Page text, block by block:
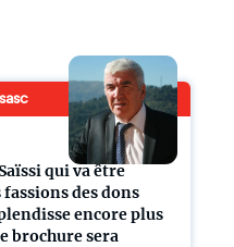
qui va être
des dons
encore plus
brochure sera